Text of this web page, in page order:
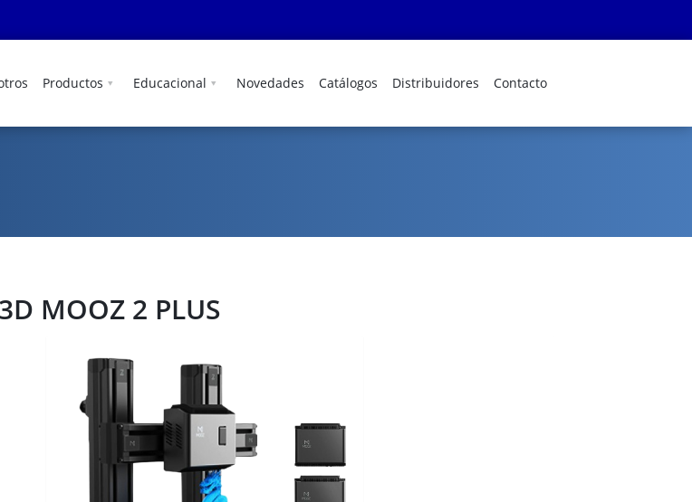
Productos Educacional Novedades Catálogos Distribuidores Contacto
MOOZ 2 PLUS